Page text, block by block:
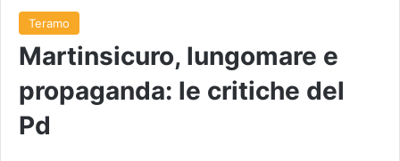
Teramo
Martinsicuro, lungomare e
propaganda: le critiche del
Pd